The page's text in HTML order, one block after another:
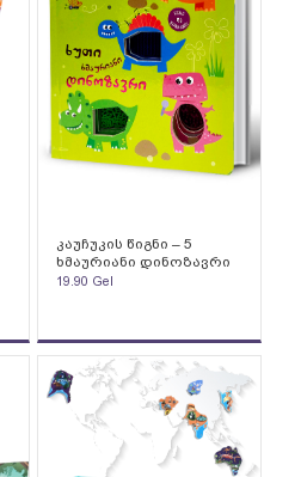
კაუჩუკის წიგნი – 5
ხმაურიანი დინოზავრი
19.90 Gel